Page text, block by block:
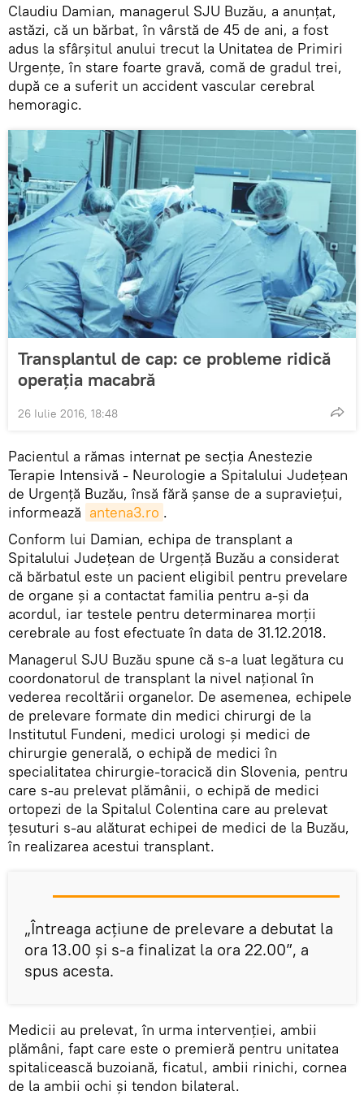
Claudiu Damian, managerul SJU Buzău, a anunţat,
astăzi, că un bărbat, în vârstă de 45 de ani, a fost
adus la sfârşitul anului trecut la Unitatea de Primiri
Urgenţe, în stare foarte gravă, comă de gradul trei,
după ce a suferit un accident vascular cerebral
hemoragic.
Transplantul de cap: ce probleme ridică
operația macabră
26 Iulie 2016, 18:48
Pacientul a rămas internat pe secţia Anestezie
Terapie Intensivă - Neurologie a Spitalului Judeţean
de Urgenţă Buzău, însă fără şanse de a supravieţui,
informează antena3.ro .
Conform lui Damian, echipa de transplant a
Spitalului Judeţean de Urgenţă Buzău a considerat
că bărbatul este un pacient eligibil pentru prevelare
de organe şi a contactat familia pentru a-şi da
acordul, iar testele pentru determinarea morţii
cerebrale au fost efectuate în data de 31.12.2018.
Managerul SJU Buzău spune că s-a luat legătura cu
coordonatorul de transplant la nivel naţional în
vederea recoltării organelor. De asemenea, echipele
de prelevare formate din medici chirurgi de la
Institutul Fundeni, medici urologi şi medici de
chirurgie generală, o echipă de medici în
specialitatea chirurgie-toracică din Slovenia, pentru
care s-au prelevat plămânii, o echipă de medici
ortopezi de la Spitalul Colentina care au prelevat
ţesuturi s-au alăturat echipei de medici de la Buzău,
în realizarea acestui transplant.
„Întreaga acţiune de prelevare a debutat la
ora 13.00 şi s-a finalizat la ora 22.00”, a
spus acesta.
Medicii au prelevat, în urma intervenţiei, ambii
plămâni, fapt care este o premieră pentru unitatea
spitalicească buzoiană, ficatul, ambii rinichi, cornea
de la ambii ochi şi tendon bilateral.